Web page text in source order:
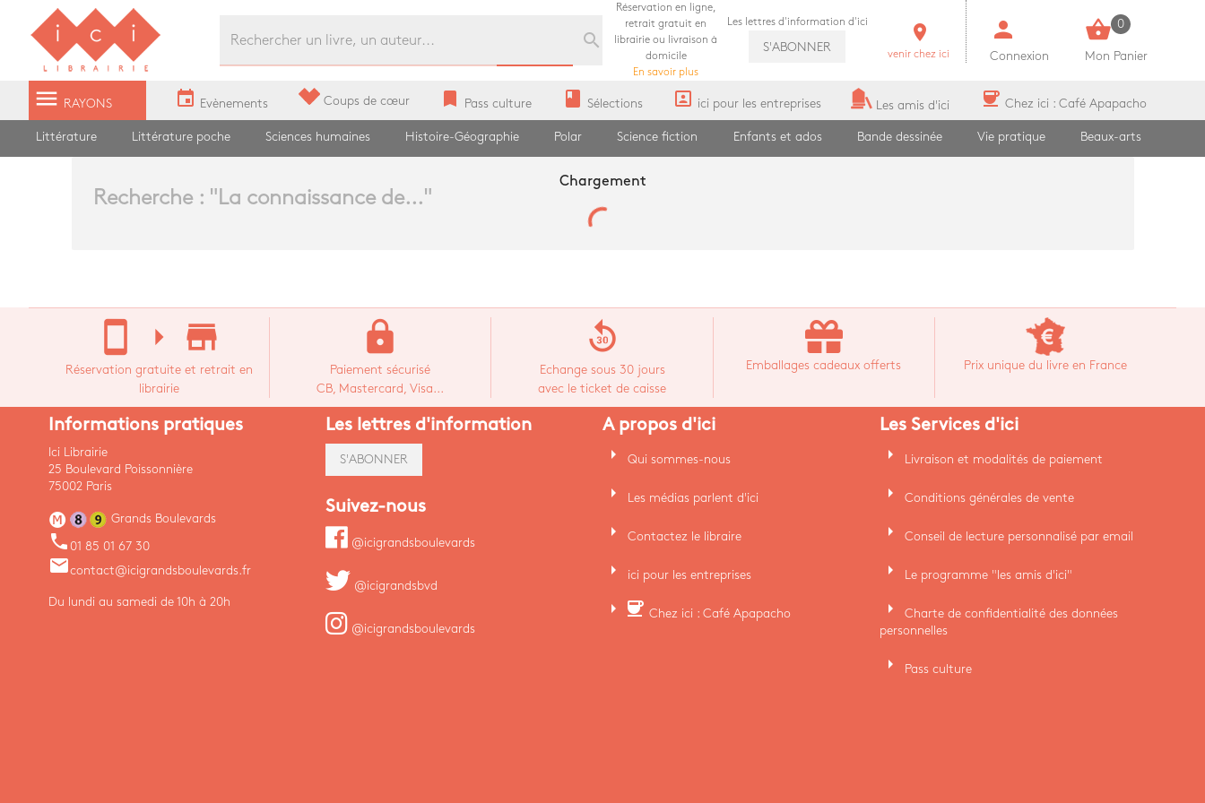
Librairie Ici Grands Boulevards
search
Réservation en ligne,
retrait gratuit en
librairie ou livraison à
domicile
En savoir plus
Les lettres d'information d'ici
S'ABONNER
room
venir chez ici
person
Connexion
shopping_basket 0
Mon Panier
menu RAYONS event Evènements Coups de cœur bookmark Pass culture book Sélections portrait ici pour les entreprises Les amis d'ici coffee Chez ici : Café Apapacho
Littérature Littérature poche Sciences humaines Histoire-Géographie Polar Science fiction Enfants et ados Bande dessinée Vie pratique Beaux-arts
Recherche : " La connaissance de..."
Chargement
stay_current_portrait arrow_right store_mall_directory
Réservation gratuite et retrait en
librairie
lock
Paiement sécurisé
CB, Mastercard, Visa...
replay_30
Echange sous 30 jours
avec le ticket de caisse
Emballages cadeaux offerts Prix unique du livre en France
Informations pratiques
Ici Librairie
25 Boulevard Poissonnière
75002 Paris
Grands Boulevards
phone 01 85 01 67 30
emailcontact@icigrandsboulevards.fr
Du lundi au samedi de 10h à 20h
Les lettres d'information
S'ABONNER
Suivez-nous
@icigrandsboulevards
@icigrandsbvd
@icigrandsboulevards
A propos d'ici
arrow_right Qui sommes-nous
arrow_right Les médias parlent d'ici
arrow_right Contactez le libraire
arrow_right ici pour les entreprises
arrow_right coffee Chez ici : Café Apapacho
Les Services d'ici
arrow_right Livraison et modalités de paiement
arrow_right Conditions générales de vente
arrow_right Conseil de lecture personnalisé par email
arrow_right Le programme "les amis d'ici"
arrow_right
Charte de confidentialité des données
personnelles
arrow_right Pass culture